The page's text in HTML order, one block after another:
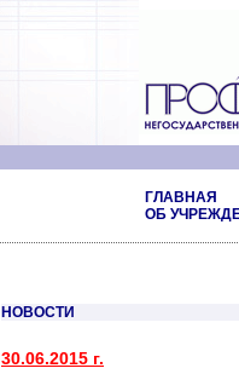
ГЛАВНАЯ
ОБ
НОВОСТИ
30.06.2015 г.